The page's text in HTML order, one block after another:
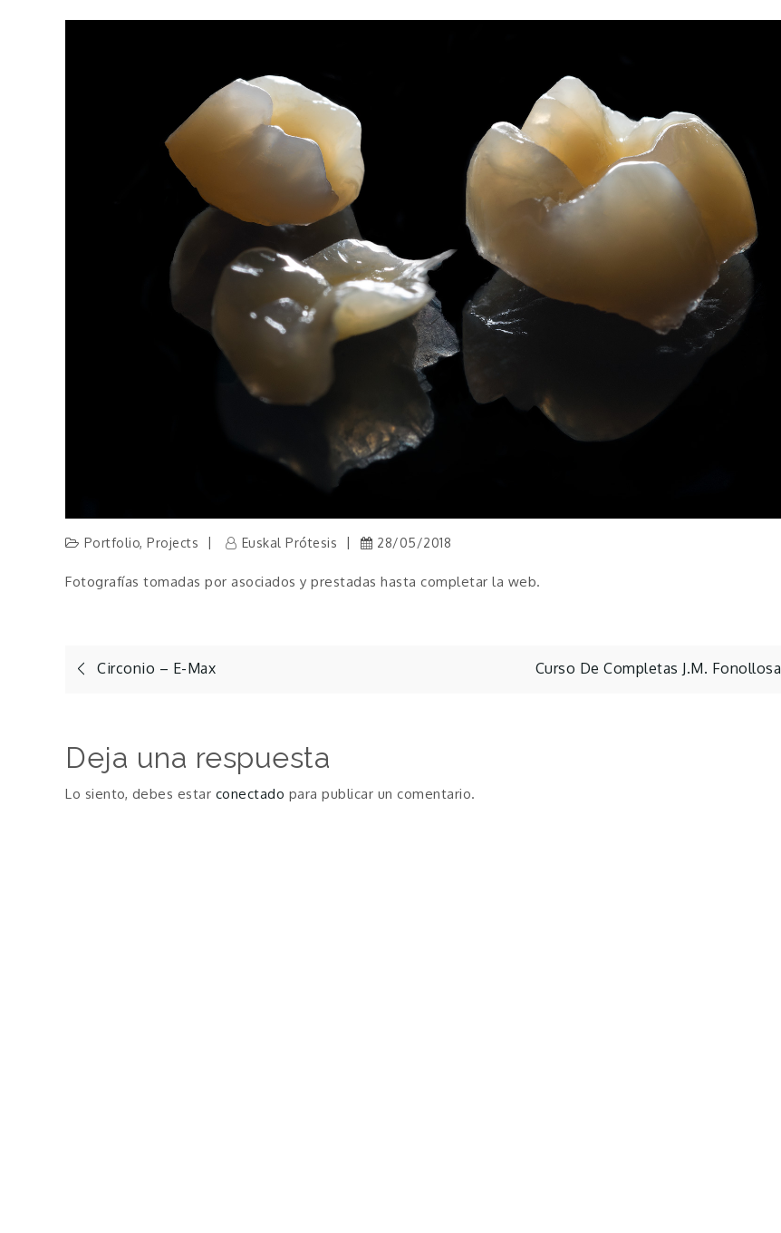
Portfolio, Projects Euskal Prótesis 28/05/2018
Fotografías tomadas por asociados y prestadas hasta completar la web.
Navegación
entradas
Circonio – E-Max Curso De Completas J.M. Fonollosa
Deja una respuesta
Lo siento, debes estar conectado para publicar un comentario.